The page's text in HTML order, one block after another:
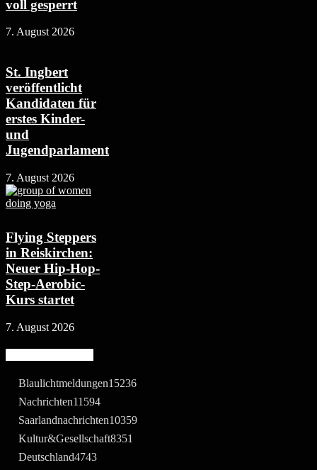
voll gesperrt
7. August 2026
St. Ingbert
veröffentlicht
Kandidaten für
erstes Kinder-
und
Jugendparlament
7. August 2026
Flying Steppers
in Reiskirchen:
Neuer Hip-Hop-
Step-Aerobic-
Kurs startet
7. August 2026
Blaulichtmeldungen15236
Nachrichten11594
Saarlandnachrichten10359
Kultur&Gesellschaft8351
Deutschland4743